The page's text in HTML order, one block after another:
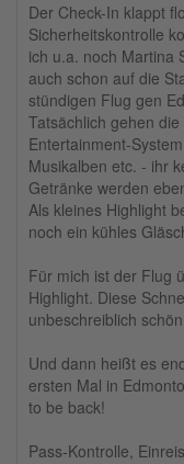
Der Check-In klappt
Sicherheitskontrolle
ich u.a. noch Martina
auch schon auf die
stündigen Flug gen
Tatsächlich gehen
Entertainment-
Musikalben etc. - ihr
Getränke werden
Als kleines Highlight
noch ein kühles
Für mich ist der Flug
Highlight. Diese
unbeschreiblich
Und dann heißt es
ersten Mal in
to be back!
Pass-Kontrolle,